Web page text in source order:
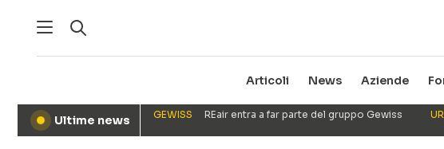
Articoli News Aziende
● Ultime news GEWISS REair entra a far parte del gruppo Gewiss